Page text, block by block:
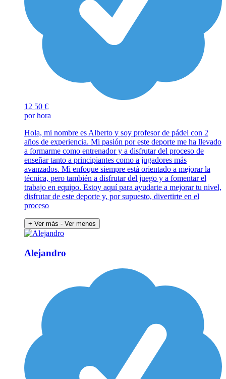
12 50 €
por hora
Hola, mi nombre es Alberto y soy profesor de pádel con 2
años de experiencia. Mi pasión por este deporte me ha llevado
a formarme como entrenador y a disfrutar del proceso de
enseñar tanto a principiantes como a jugadores más
avanzados. Mi enfoque siempre está orientado a mejorar la
técnica, pero también a disfrutar del juego y a fomentar el
trabajo en equipo. Estoy aquí para ayudarte a mejorar tu nivel,
disfrutar de este deporte y, por supuesto, divertirte en el
proceso
+ Ver más - Ver menos
Alejandro